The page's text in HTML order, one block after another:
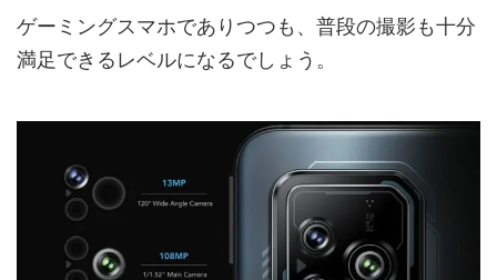
ゲーミングスマホでありつつも、普段の撮影も十分
満足できるレベルになるでしょう。